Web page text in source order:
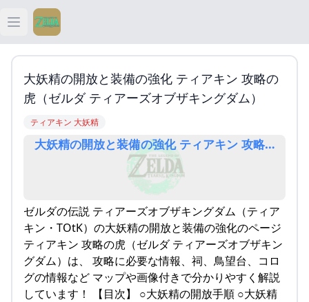
Open main menu
ティアキン
ティアキン 祠
ティアキン 攻略
大妖精の開放と装備の強化 ティアキン 攻略の
虎（ゼルダ ティアーズオブザキングダム）
ティアキン 大妖精
大妖精の開放と装備の強化 ティ
ゼルダの伝説 ティアーズオブザキングダム（ティア
キン・TOtK）の大妖精の開放と装備の強化のページ
ティアキン 攻略の虎（ゼルダ ティアーズオブザキン
グダム）は、 攻略に必要な情報、祠、鳥望台、コロ
グの情報など マップや画像付きで分かりやすく解説
しています！ 【目次】 ○大妖精の開放手順 ○大妖精